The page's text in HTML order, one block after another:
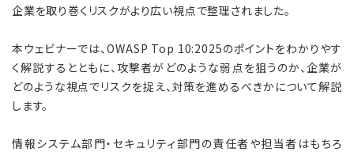
企業を取り巻くリスクがより広い視点で整理されました。
本ウェビナーでは、OWASP Top 10:2025のポイントをわかりやす
く解説するとともに、攻撃者がどのような弱点を狙うのか、企業が
どのような視点でリスクを捉え、対策を進めるべきかについて解説
します。
情報システム部門・セキュリティ部門の責任者や担当者はもちろ